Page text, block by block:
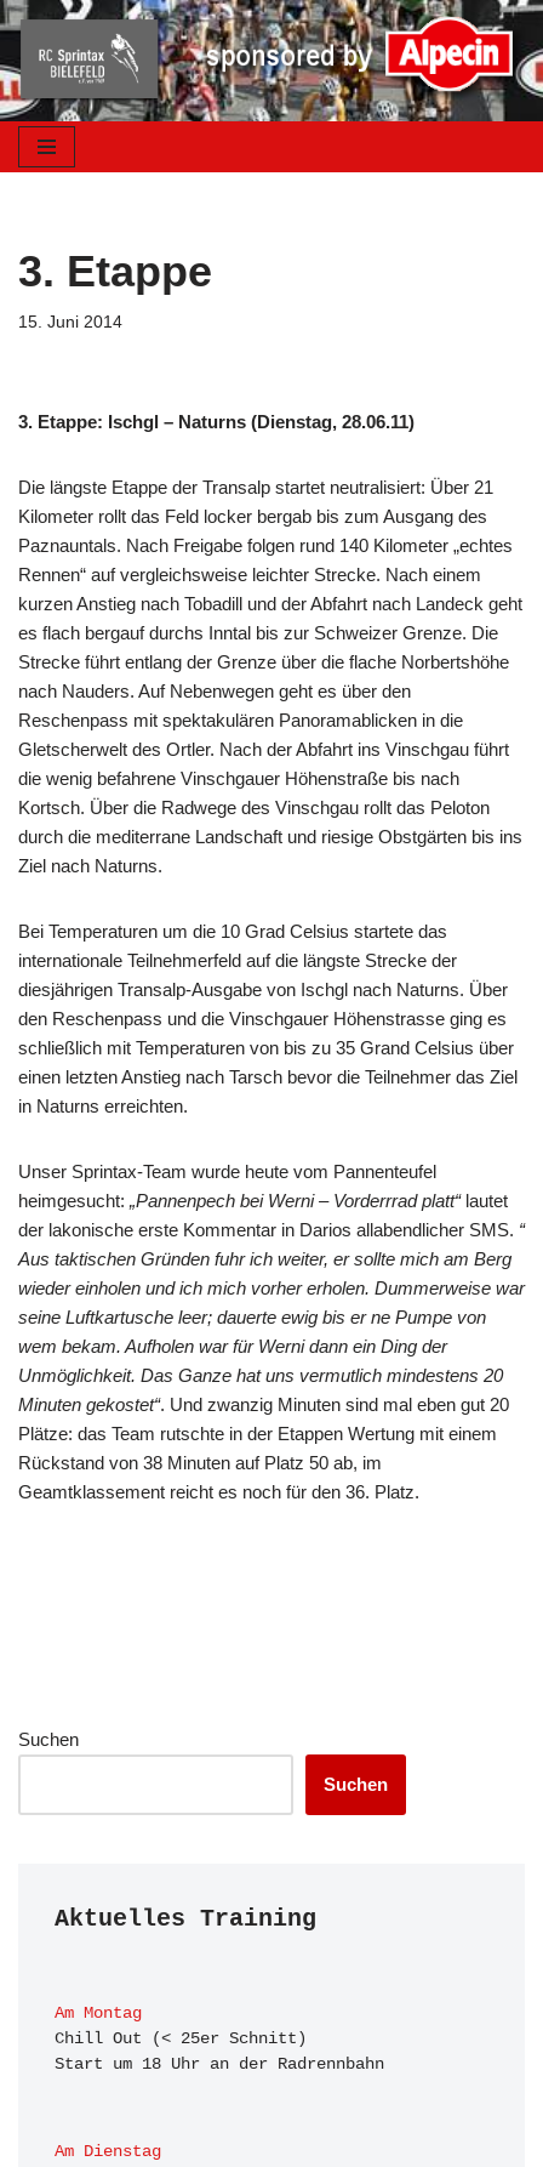
Zum
Inhalt
springen
3. Etappe
15. Juni 2014
3. Etappe: Ischgl – Naturns (Dienstag, 28.06.11)
Die längste Etappe der Transalp startet neutralisiert: Über 21
Kilometer rollt das Feld locker bergab bis zum Ausgang des
Paznauntals. Nach Freigabe folgen rund 140 Kilometer „echtes
Rennen“ auf vergleichsweise leichter Strecke. Nach einem
kurzen Anstieg nach Tobadill und der Abfahrt nach Landeck geht
es flach bergauf durchs Inntal bis zur Schweizer Grenze. Die
Strecke führt entlang der Grenze über die flache Norbertshöhe
nach Nauders. Auf Nebenwegen geht es über den
Reschenpass mit spektakulären Panoramablicken in die
Gletscherwelt des Ortler. Nach der Abfahrt ins Vinschgau führt
die wenig befahrene Vinschgauer Höhenstraße bis nach
Kortsch. Über die Radwege des Vinschgau rollt das Peloton
durch die mediterrane Landschaft und riesige Obstgärten bis ins
Ziel nach Naturns.
Bei Temperaturen um die 10 Grad Celsius startete das
internationale Teilnehmerfeld auf die längste Strecke der
diesjährigen Transalp-Ausgabe von Ischgl nach Naturns. Über
den Reschenpass und die Vinschgauer Höhenstrasse ging es
schließlich mit Temperaturen von bis zu 35 Grand Celsius über
einen letzten Anstieg nach Tarsch bevor die Teilnehmer das Ziel
in Naturns erreichten.
Unser Sprintax-Team wurde heute vom Pannenteufel
heimgesucht: „Pannenpech bei Werni – Vorderrrad platt“lautet
der lakonische erste Kommentar in Darios allabendlicher SMS. “
Aus taktischen Gründen fuhr ich weiter, er sollte mich am Berg
wieder einholen und ich mich vorher erholen. Dummerweise war
seine Luftkartusche leer; dauerte ewig bis er ne Pumpe von
wem bekam. Aufholen war für Werni dann ein Ding der
Unmöglichkeit. Das Ganze hat uns vermutlich mindestens 20
Minuten gekostet“. Und zwanzig Minuten sind mal eben gut 20
Plätze: das Team rutschte in der Etappen Wertung mit einem
Rückstand von 38 Minuten auf Platz 50 ab, im
Geamtklassement reicht es noch für den 36. Platz.
Suchen
Suchen
Aktuelles Training
Am Montag
Chill Out (< 25er Schnitt)
Start um 18 Uhr an der Radrennbahn
Am Dienstag